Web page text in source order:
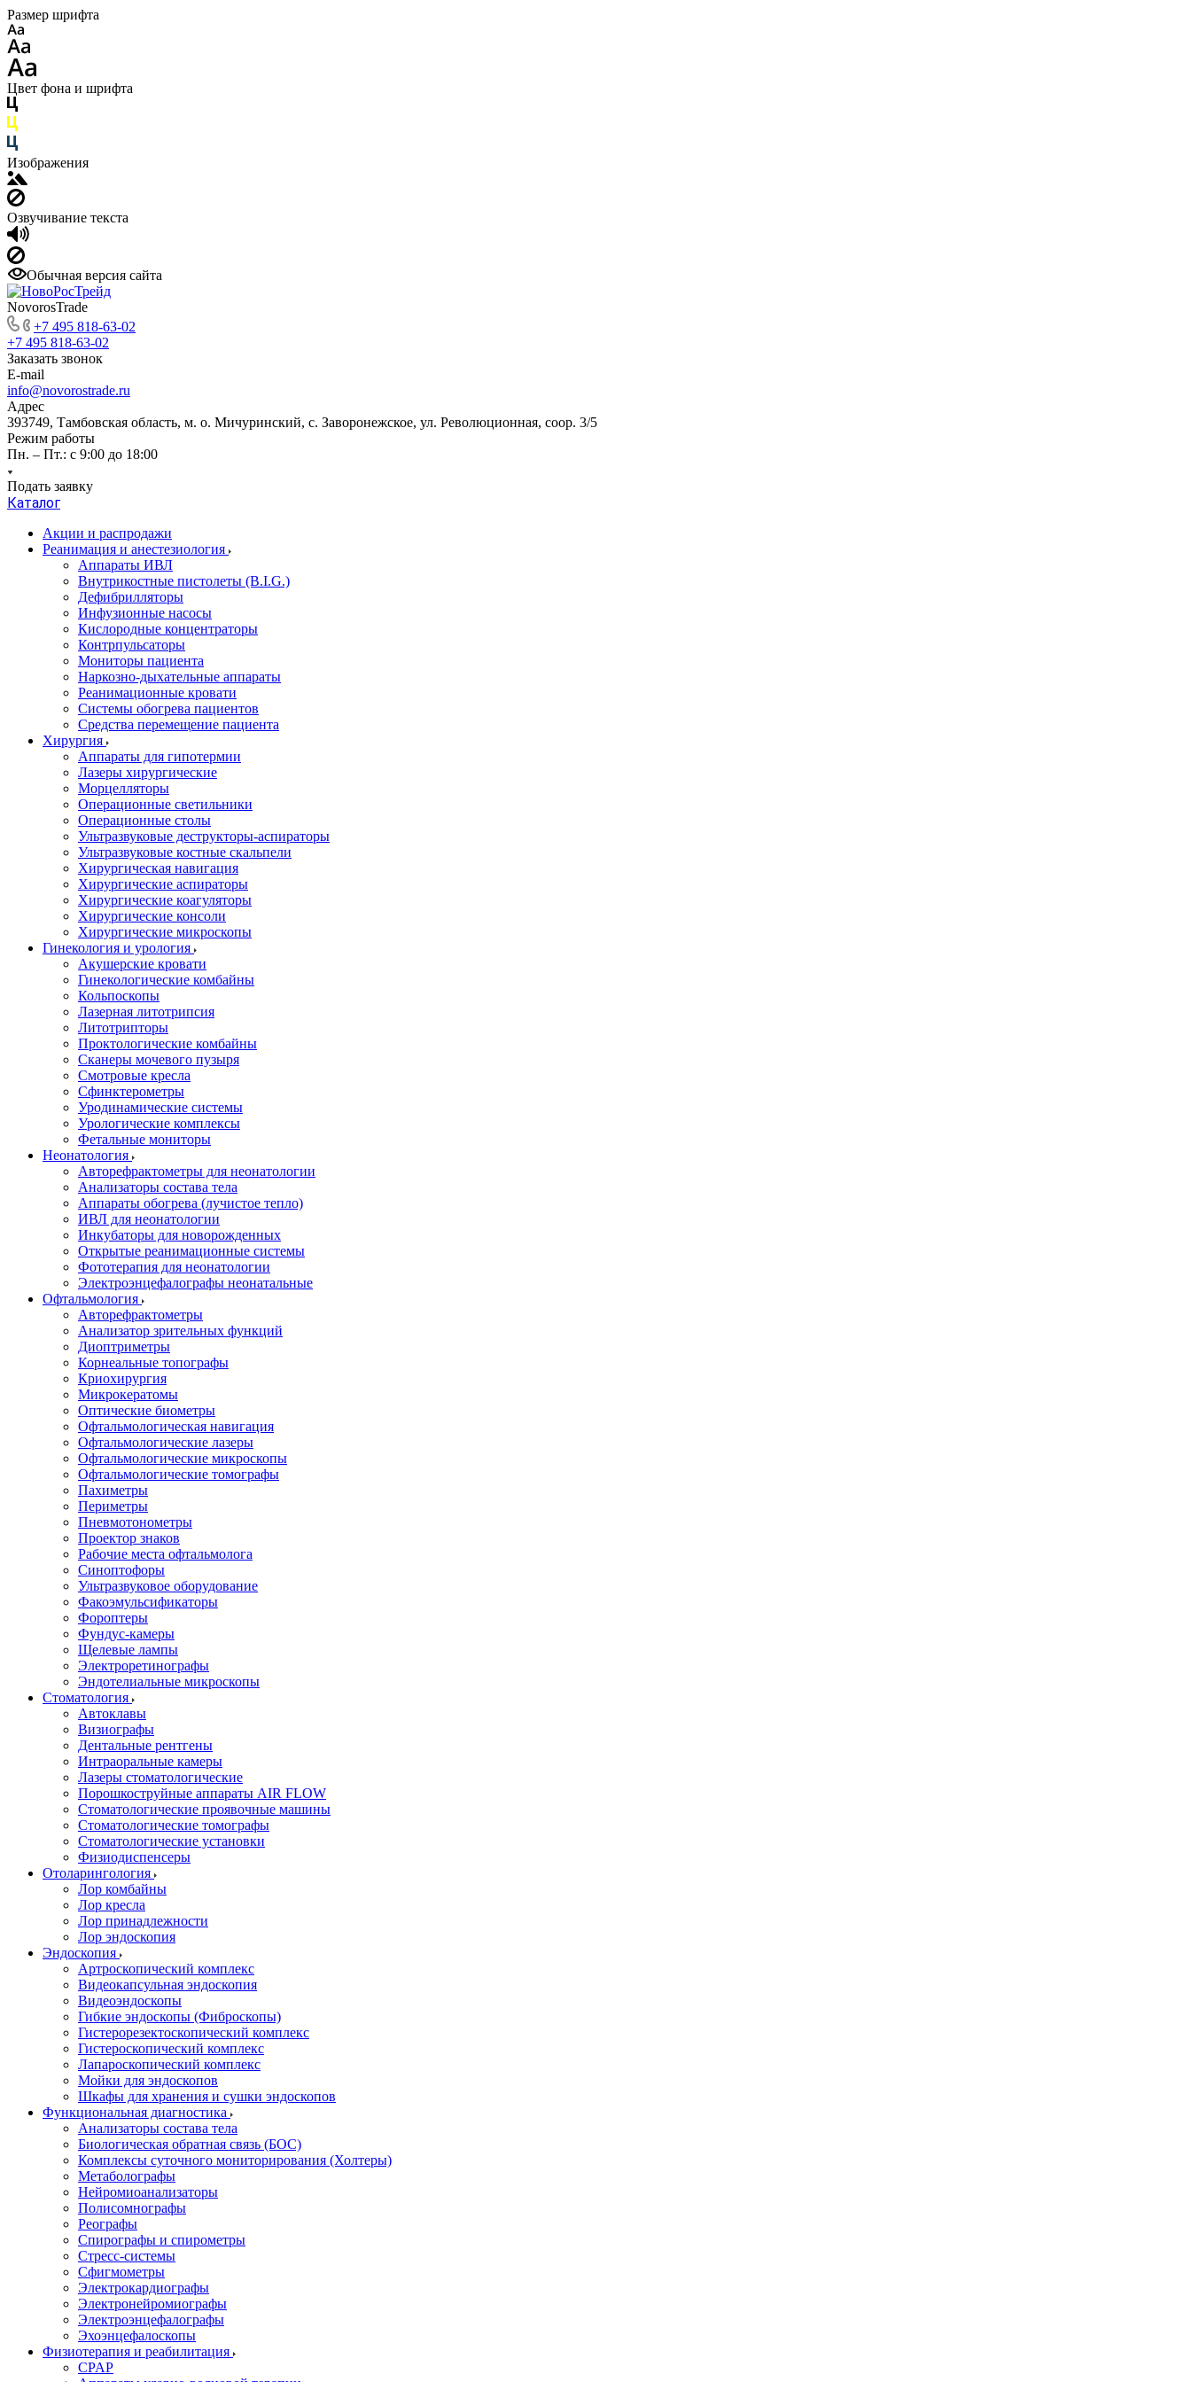
Размер шрифта
Цвет фона и шрифта
Изображения
Озвучивание текста
Обычная версия сайта
NovorosTrade
+7 495 818-63-02
+7 495 818-63-02
Заказать звонок
E-mail
info@novorostrade.ru
Адрес
393749, Тамбовская область, м. о. Мичуринский, с. Заворонежское, ул. Революционная, соор. 3/5
Режим работы
Пн. – Пт.: с 9:00 до 18:00
Подать заявку
Каталог
Акции и распродажи
Реанимация и анестезиология
Аппараты ИВЛ
Внутрикостные пистолеты (B.I.G.)
Дефибрилляторы
Инфузионные насосы
Кислородные концентраторы
Контрпульсаторы
Мониторы пациента
Наркозно-дыхательные аппараты
Реанимационные кровати
Системы обогрева пациентов
Средства перемещение пациента
Хирургия
Аппараты для гипотермии
Лазеры хирургические
Морцелляторы
Операционные светильники
Операционные столы
Ультразвуковые деструкторы-аспираторы
Ультразвуковые костные скальпели
Хирургическая навигация
Хирургические аспираторы
Хирургические коагуляторы
Хирургические консоли
Хирургические микроскопы
Гинекология и урология
Акушерские кровати
Гинекологические комбайны
Кольпоскопы
Лазерная литотрипсия
Литотрипторы
Проктологические комбайны
Сканеры мочевого пузыря
Смотровые кресла
Сфинктерометры
Уродинамические системы
Урологические комплексы
Фетальные мониторы
Неонатология
Авторефрактометры для неонатологии
Анализаторы состава тела
Аппараты обогрева (лучистое тепло)
ИВЛ для неонатологии
Инкубаторы для новорожденных
Открытые реанимационные системы
Фототерапия для неонатологии
Электроэнцефалографы неонатальные
Офтальмология
Авторефрактометры
Анализатор зрительных функций
Диоптриметры
Корнеальные топографы
Криохирургия
Микрокератомы
Оптические биометры
Офтальмологическая навигация
Офтальмологические лазеры
Офтальмологические микроскопы
Офтальмологические томографы
Пахиметры
Периметры
Пневмотонометры
Проектор знаков
Рабочие места офтальмолога
Синоптофоры
Ультразвуковое оборудование
Факоэмульсификаторы
Фороптеры
Фундус-камеры
Щелевые лампы
Электроретинографы
Эндотелиальные микроскопы
Стоматология
Автоклавы
Визиографы
Дентальные рентгены
Интраоральные камеры
Лазеры стоматологические
Порошкоструйные аппараты AIR FLOW
Стоматологические проявочные машины
Стоматологические томографы
Стоматологические установки
Физиодиспенсеры
Отоларингология
Лор комбайны
Лор кресла
Лор принадлежности
Лор эндоскопия
Эндоскопия
Артроскопический комплекс
Видеокапсульная эндоскопия
Видеоэндоскопы
Гибкие эндоскопы (Фиброcкопы)
Гистерорезектоскопический комплекс
Гистероскопический комплекс
Лапароскопический комплекс
Мойки для эндоскопов
Шкафы для хранения и сушки эндоскопов
Функциональная диагностика
Анализаторы состава тела
Биологическая обратная связь (БОС)
Комплексы суточного мониторирования (Холтеры)
Метаболографы
Нейромиоанализаторы
Полисомнографы
Реографы
Спирографы и спирометры
Стресс-системы
Сфигмометры
Электрокардиографы
Электронейромиографы
Электроэнцефалографы
Эхоэнцефалоскопы
Физиотерапия и реабилитация
CPAP